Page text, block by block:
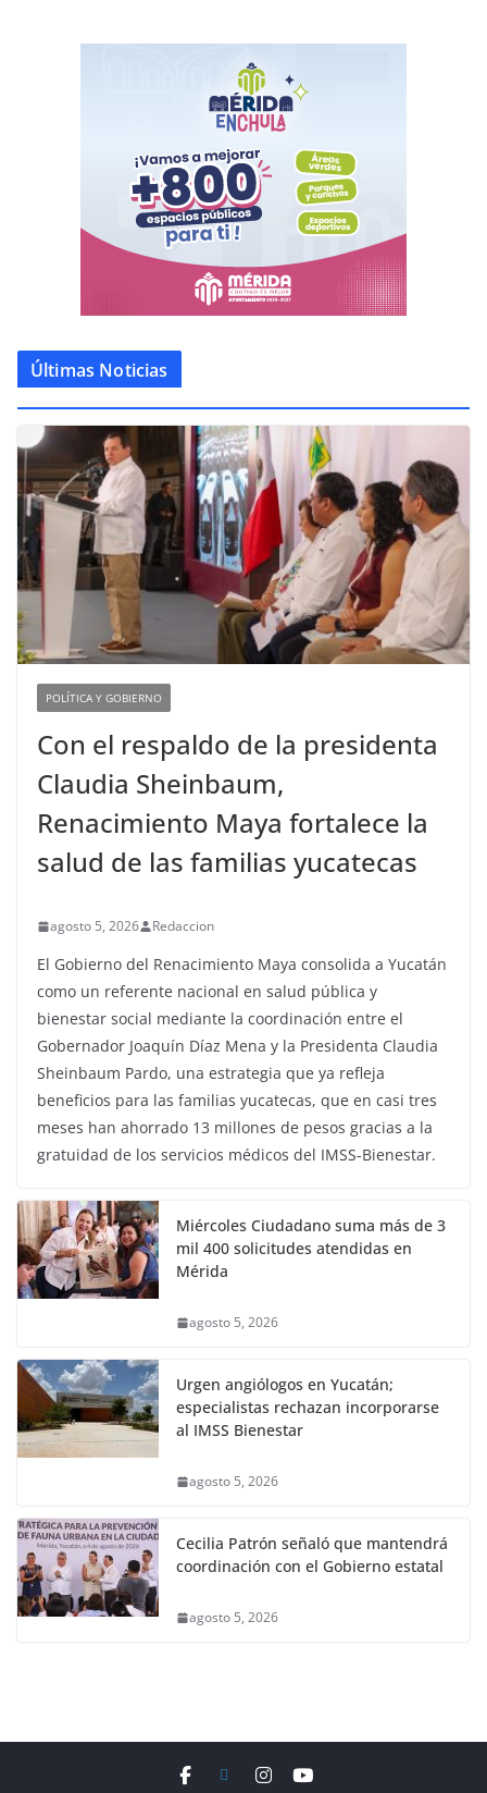
Últimas Noticias
POLÍTICA Y GOBIERNO
Con el respaldo de la presidenta
Claudia Sheinbaum,
Renacimiento Maya fortalece la
salud de las familias yucatecas
agosto 5, 2026 Redaccion
El Gobierno del Renacimiento Maya consolida a Yucatán
como un referente nacional en salud pública y
bienestar social mediante la coordinación entre el
Gobernador Joaquín Díaz Mena y la Presidenta Claudia
Sheinbaum Pardo, una estrategia que ya refleja
beneficios para las familias yucatecas, que en casi tres
meses han ahorrado 13 millones de pesos gracias a la
gratuidad de los servicios médicos del IMSS-Bienestar.
Miércoles Ciudadano suma más de 3
mil 400 solicitudes atendidas en
Mérida
agosto 5, 2026
Urgen angiólogos en Yucatán;
especialistas rechazan incorporarse
al IMSS Bienestar
agosto 5, 2026
Cecilia Patrón señaló que mantendrá
coordinación con el Gobierno estatal
agosto 5, 2026